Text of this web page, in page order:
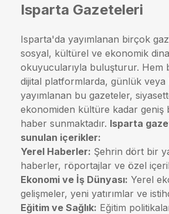
Isparta Gazeteleri
Isparta'da yayımlanan birçok
sosyal, kültürel ve ekonomik
okuyucularıyla buluşturur. Hem
dijital platformlarda, günlük veya
yayımlanan bu gazeteler,
ekonomiden kültüre kadar geniş
haber sunmaktadır. Isparta
sunulan içerikler:
Yerel Haberler: Şehrin dört bir
haberler, röportajlar ve özel
Ekonomi ve İş Dünyası: Yerel
gelişmeler, yeni yatırımlar ve
Eğitim ve Sağlık: Eğitim